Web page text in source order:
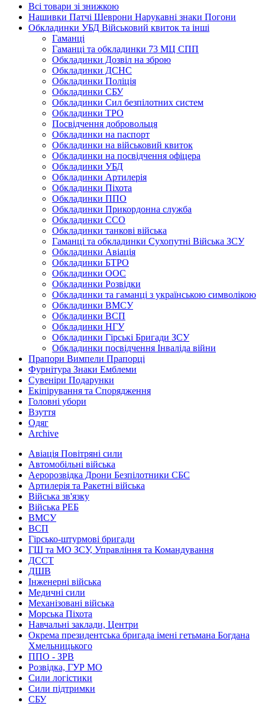
Всі товари зі знижкою
Нашивки Патчі Шеврони Нарукавні знаки Погони
Обкладинки УБД Військовий квиток та інші
Гаманці
Гаманці та обкладинки 73 МЦ СПП
Обкладинки Дозвіл на зброю
Обкладинки ДСНС
Обкладинки Поліція
Обкладинки СБУ
Обкладинки Сил безпілотних систем
Обкладинки ТРО
Посвідчення добровольця
Обкладинки на паспорт
Обкладинки на військовий квиток
Обкладинки на посвідчення офіцера
Обкладинки УБД
Обкладинки Артилерія
Обкладинки Піхота
Обкладинки ППО
Обкладинки Прикордонна служба
Обкладинки ССО
Обкладинки танкові війська
Гаманці та обкладинки Сухопутні Війська ЗСУ
Обкладинки Авіація
Обкладинки БТРО
Обкладинки ООС
Обкладинки Розвідки
Обкладинки та гаманці з українською символікою
Обкладинки ВМСУ
Обкладинки ВСП
Обкладинки НГУ
Обкладинки Гірські Бригади ЗСУ
Обкладинки посвідчення Інваліда війни
Прапори Вимпели Прапорці
Фурнітура Знаки Емблеми
Сувеніри Подарунки
Екіпірування та Спорядження
Головні убори
Взуття
Одяг
Archive
Авіація Повітряні сили
Автомобільні війська
Аеророзвідка Дрони Безпілотники СБС
Артилерія та Ракетні війська
Війська зв'язку
Війська РЕБ
ВМСУ
ВСП
Гірсько-штурмові бригади
ГШ та МО ЗСУ, Управління та Командування
ДССТ
ДШВ
Інженерні війська
Медичні сили
Механізовані війська
Морська Піхота
Навчальні заклади, Центри
Окрема президентська бригада імені гетьмана Богдана
Хмельницького
ППО - ЗРВ
Розвідка, ГУР МО
Сили логістики
Сили підтримки
СБУ